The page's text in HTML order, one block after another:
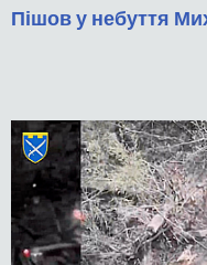
Пішов у небуття